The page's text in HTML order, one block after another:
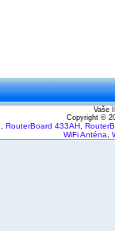
Vaše
Copyright ©
RouterBoard 433AH
WiFi Anténa